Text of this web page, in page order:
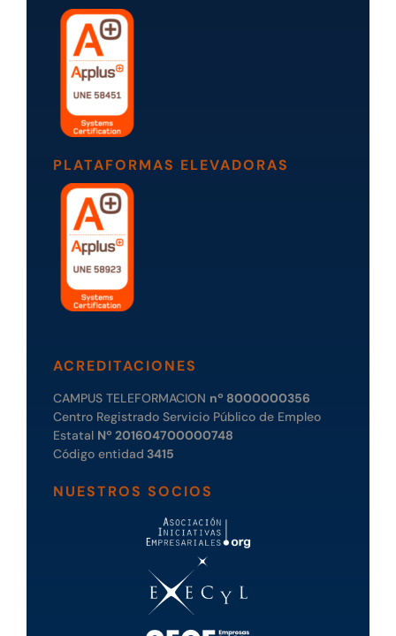
PLATAFORMAS ELEVADORAS
ACREDITACIONES
CAMPUS TELEFORMACION nº 8000000356
Centro Registrado Servicio Público de Empleo
Estatal Nº 201604700000748
Código entidad 3415
NUESTROS SOCIOS